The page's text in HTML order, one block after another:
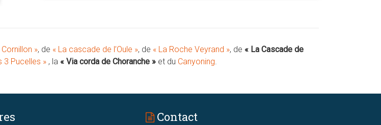
», de « La cascade de l’Oule », de « La Roche Veyrand », de « La Cascade de
3 Pucelles » , la « Via corda de Choranche » et du Canyoning.
Contact